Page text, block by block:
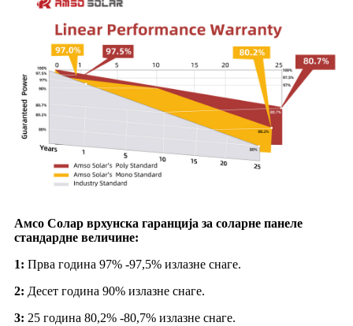
Амсо Солар врхунска гаранција за соларне панеле
стандардне величине:
1: Прва година 97% -97,5% излазне снаге.
2: Десет година 90% излазне снаге.
3: 25 година 80,2% -80,7% излазне снаге.